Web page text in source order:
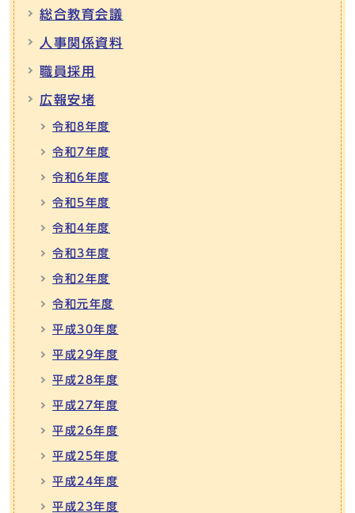
総合教育会議
人事関係資料
職員採用
広報安堵
令和8年度
令和7年度
令和6年度
令和5年度
令和4年度
令和3年度
令和2年度
令和元年度
平成30年度
平成29年度
平成28年度
平成27年度
平成26年度
平成25年度
平成24年度
平成23年度